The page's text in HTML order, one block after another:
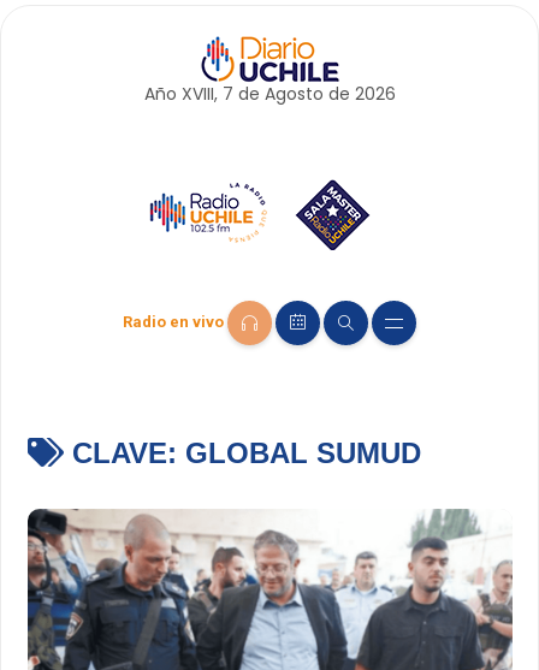
Año XVIII, 7 de Agosto de 2026
Radio en vivo
CLAVE: GLOBAL SUMUD